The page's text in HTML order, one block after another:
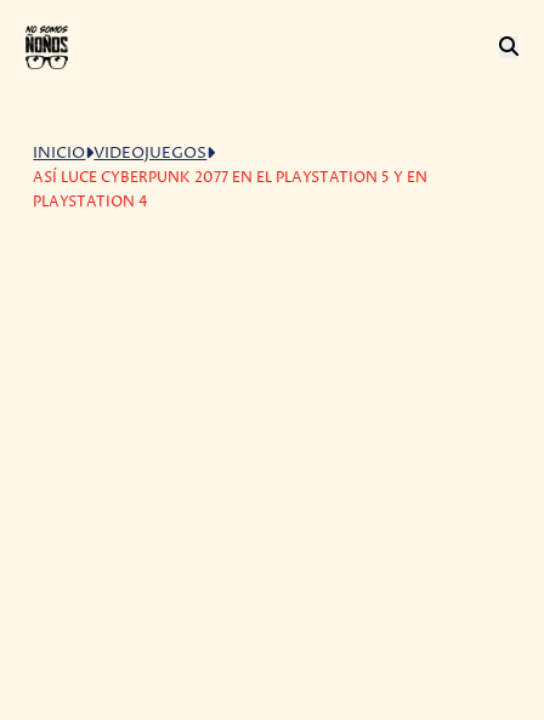
INICIO VIDEOJUEGOS
ASÍ LUCE CYBERPUNK 2077 EN EL PLAYSTATION 5 Y EN
PLAYSTATION 4